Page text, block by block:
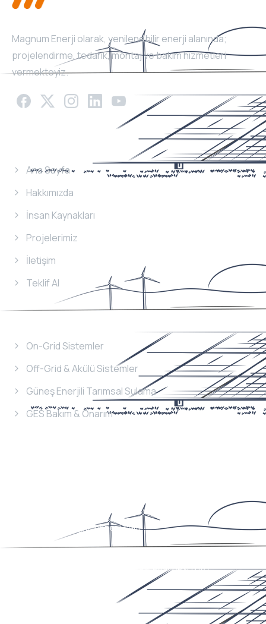
Magnum Enerji olarak, yenilenebilir enerji alanında;
projelendirme, tedarik, montaj ve bakım hizmetleri
vermekteyiz.
Ana Sayfa
Hakkımızda
İnsan Kaynakları
Projelerimiz
İletişim
Teklif Al
On-Grid Sistemler
Off-Grid & Akülü Sistemler
Güneş Enerjili Tarımsal Sulama
GES Bakım & Onarım
info@magnumenerji.com
Erciyesevler Mah. Billur Cad. Billur Apt. 111/A